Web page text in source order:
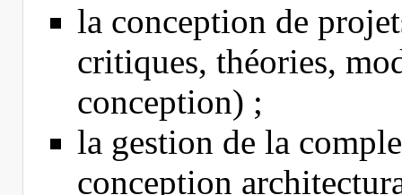
la conception de
critiques, théories,
conception) ;
la gestion de la
conception